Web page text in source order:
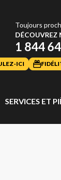
Toujours
DÉCOUVREZ
1 844
ICI
SERVICES ET